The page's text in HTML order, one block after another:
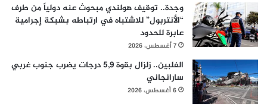
وجدة.. توقيف هولندي مبحوث عنه دولياً من طرف
“الأنتربول” للاشتباه في ارتباطه بشبكة إجرامية
عابرة للحدود
7 أغسطس، 2026
الفلبين.. زلزال بقوة 5,9 درجات يضرب جنوب غربي
سارانجاني
6 أغسطس، 2026